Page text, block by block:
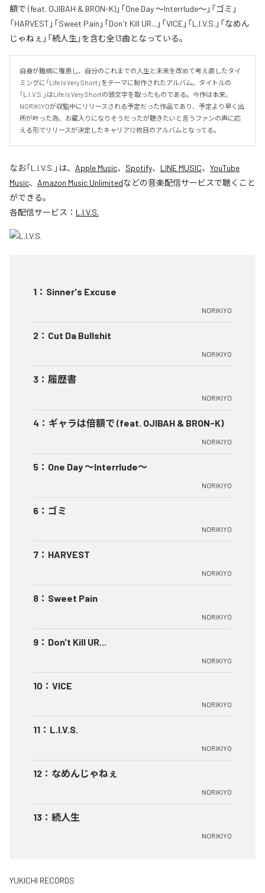
額で (feat. OJIBAH & BRON-K)」「One Day ～Interrlude～」「ゴミ」
「HARVEST」「Sweet Pain」「Don't Kill UR...」「VICE」「L.I.V.S.」「なめん
じゃねぇ」「続人生」を含む全13曲となっている。
自身が難病に罹患し、自分のこれまでの人生と未来を改めて考え直したタイ
ミングに「Life Is Very Short」をテーマに制作されたアルバム。タイトルの
「L.I.V.S.」はLife Is Very Shortの頭文字を取ったものである。今作は本来、
NORIKIYOが収監中にリリースされる予定だった作品であり、予定より早く出
所が叶った為、お蔵入りになりそうだったが聴きたいと言うファンの声に応
える形でリリースが決定したキャリア12枚目のアルバムとなってる。
なお「L.I.V.S. 」は、 Apple Music、 Spotify、 LINE MUSIC、 YouTube
Music、 Amazon Music Unlimitedなどの音楽配信サービスで聴くこと
ができる。
各配信サービス： L.I.V.S.
1 ： Sinner's Excuse
NORIKIYO
2 ： Cut Da Bullshit
NORIKIYO
3 ： 履歴書
NORIKIYO
4 ： ギャラは倍額で (feat. OJIBAH & BRON-K)
NORIKIYO
5 ： One Day ～Interrlude～
NORIKIYO
6 ： ゴミ
NORIKIYO
7 ： HARVEST
NORIKIYO
8 ： Sweet Pain
NORIKIYO
9 ： Don't Kill UR...
NORIKIYO
10 ： VICE
NORIKIYO
11 ： L.I.V.S.
NORIKIYO
12 ： なめんじゃねぇ
NORIKIYO
13 ： 続人生
NORIKIYO
YUKICHI RECORDS